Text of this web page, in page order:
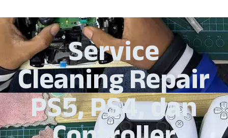
Service
Cleaning Repair
PS5, PS4, dan